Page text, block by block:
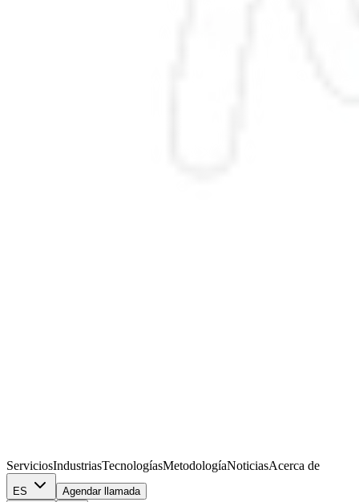
ServiciosIndustriasTecnologíasMetodologíaNoticiasAcerca de
ES Agendar llamada